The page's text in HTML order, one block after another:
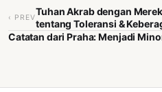
‹ PREV
Tuhan Akrab dengan
tentang Toleransi &
Catatan dari Praha: Menjadi